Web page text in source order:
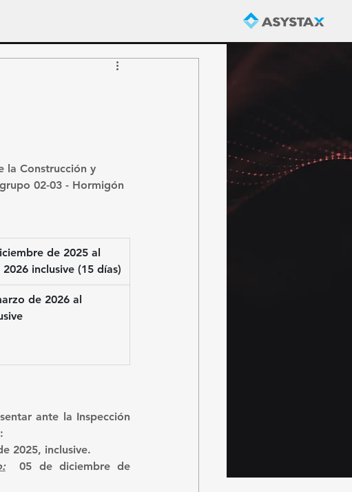
la Construcción y
02-03 - Hormigón
de 2025 al
2026 inclusive (15 días)
de 2026 al
ante la Inspección
2025, inclusive.
05 de diciembre de